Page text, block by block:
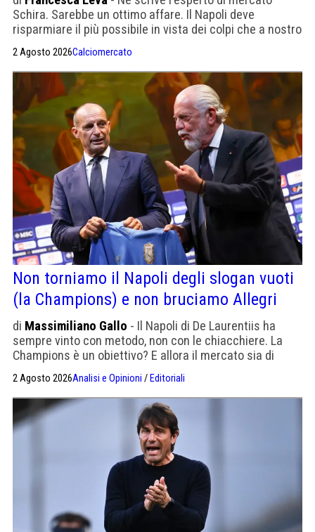
Schira. Sarebbe un ottimo affare. Il Napoli deve
risparmiare il più possibile in vista dei colpi che a nostro
Champions
2 Agosto 2026Calciomercato
Non torniamo il Napoli degli slogan vuoti
(la Champions) e non bruciamo Allegri
di Massimiliano Gallo - Il Napoli di De Laurentiis ha
sempre vinto con metodo, non con le chiacchiere. La
Champions è un obiettivo? E allora il mercato sia di
palco. Siamo fiduciosi, siamo certi che il Napoli stia
lavorando a fari spenti, però avremmo parlato meno
2 Agosto 2026Analisi e Opinioni / Editoriali